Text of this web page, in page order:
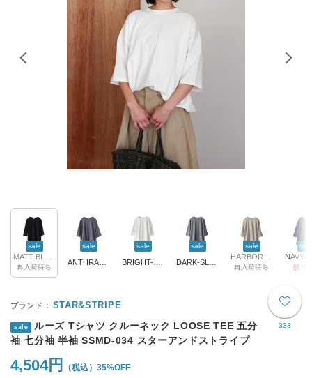
sale
再入荷待ち
sale sale sale sale
再入荷待ち
sale
残り
338
STAR&STRIPE
sale
ルーズ Tシャツ クルーネック LOOSE TEE 五分
袖 七分袖 半袖 SSMD-034 スターアンドストライプ
4,504円 35%OFF